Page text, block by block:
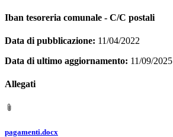
Iban tesoreria comunale - C/C postali
Data di pubblicazione: 11/04/2022
Data di ultimo aggiornamento: 11/09/2025
Allegati
pagamenti.docx